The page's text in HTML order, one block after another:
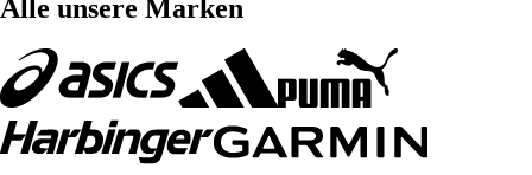
Alle unsere Marken